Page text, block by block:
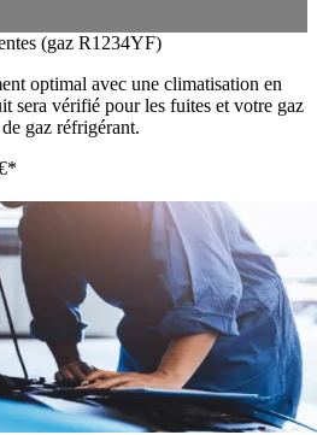
(gaz R1234YF)
optimal avec une climatisation en
sera vérifié pour les fuites et votre gaz
de gaz réfrigérant.